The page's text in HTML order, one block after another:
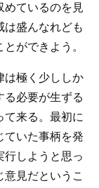
めているのを見
は盛んなれども
ができよう。
は極く少ししか
る必要が生ずる
て来る。最初に
ていた事柄を発
行しようと思っ
見だというこ